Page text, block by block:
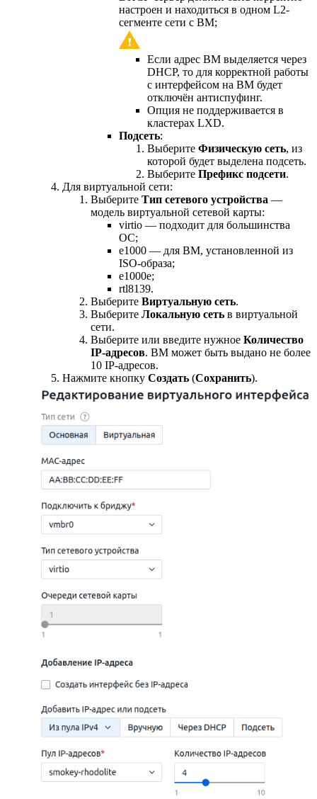
настроен и находиться в одном L2-
сегменте сети с ВМ;
Если адрес ВМ выделяется через
DHCP, то для корректной работы
с интерфейсом на ВМ будет
отключён антиспуфинг.
Опция не поддерживается в
кластерах LXD.
Подсеть:
Выберите Физическую сеть, из
которой будет выделена подсеть.
Выберите Префикс подсети.
Для виртуальной сети:
Выберите Тип сетевого устройства —
модель виртуальной сетевой карты:
virtio — подходит для большинства
ОС;
e1000 — для ВМ, установленной из
ISO-образа;
e1000e;
rtl8139.
Выберите Виртуальную сеть.
Выберите Локальную сеть в виртуальной
сети.
Выберите или введите нужное Количество
IP-адресов. ВМ может быть выдано не более
10 IP-адресов.
Нажмите кнопку Создать (Сохранить).